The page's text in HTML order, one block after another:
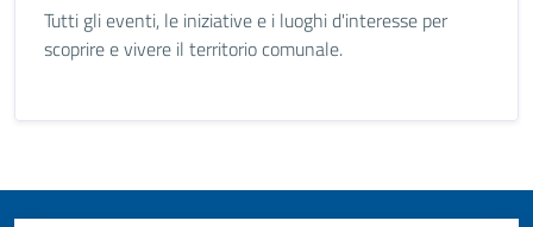
Tutti gli eventi, le iniziative e i luoghi d'interesse per
scoprire e vivere il territorio comunale.